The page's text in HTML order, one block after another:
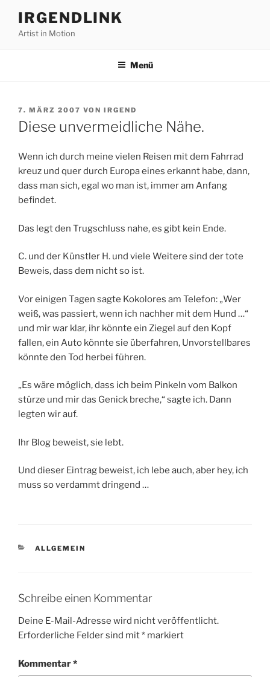
Inhalt
springen
IRGENDLINK
Artist in Motion
Menü
VERÖFFENTLICHT
AM
7. MÄRZ 2007 VON IRGEND
Diese unvermeidliche Nähe.
Wenn ich durch meine vielen Reisen mit dem Fahrrad
kreuz und quer durch Europa eines erkannt habe, dann,
dass man sich, egal wo man ist, immer am Anfang
befindet.
Das legt den Trugschluss nahe, es gibt kein Ende.
C. und der Künstler H. und viele Weitere sind der tote
Beweis, dass dem nicht so ist.
Vor einigen Tagen sagte Kokolores am Telefon: „Wer
weiß, was passiert, wenn ich nachher mit dem Hund …“
und mir war klar, ihr könnte ein Ziegel auf den Kopf
fallen, ein Auto könnte sie überfahren, Unvorstellbares
könnte den Tod herbei führen.
„Es wäre möglich, dass ich beim Pinkeln vom Balkon
stürze und mir das Genick breche,“ sagte ich. Dann
legten wir auf.
Ihr Blog beweist, sie lebt.
Und dieser Eintrag beweist, ich lebe auch, aber hey, ich
muss so verdammt dringend …
KATEGORIEN
ALLGEMEIN
Schreibe einen Kommentar
Deine E-Mail-Adresse wird nicht veröffentlicht.
Erforderliche Felder sind mit* markiert
Kommentar*